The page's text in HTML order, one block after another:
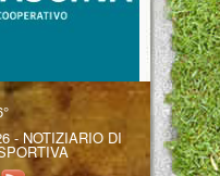
- NOTIZIARIO DI